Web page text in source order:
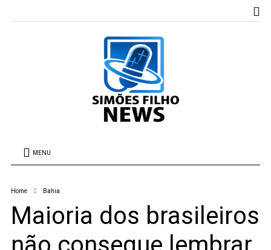
MENU
Home Bahia
Maioria dos brasileiros